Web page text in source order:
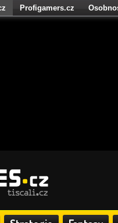
Profigamers.cz